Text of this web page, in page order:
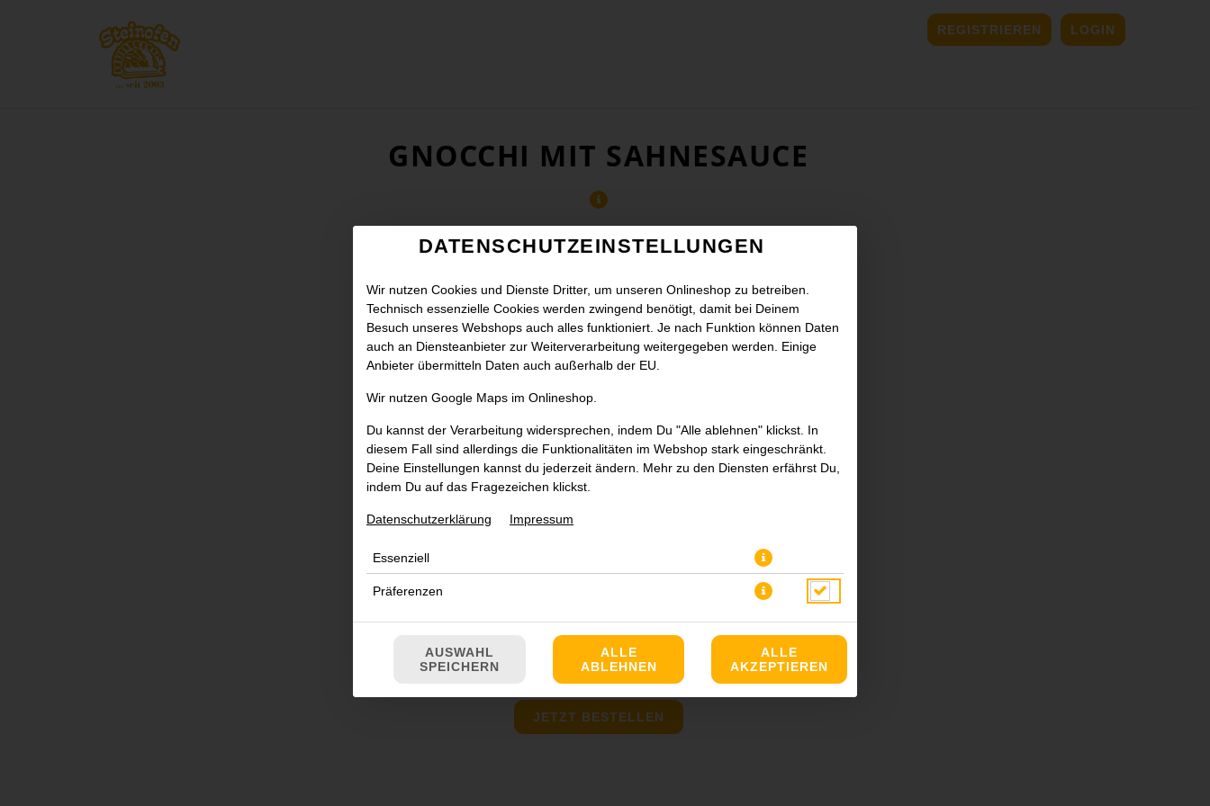
REGISTRIEREN LOGIN
GNOCCHI MIT SAHNESAUCE
JETZT BESTELLEN
DATENSCHUTZEINSTELLUNGEN
Wir nutzen Cookies und Dienste Dritter, um unseren Onlineshop zu betreiben.
Technisch essenzielle Cookies werden zwingend benötigt, damit bei Deinem
Besuch unseres Webshops auch alles funktioniert. Je nach Funktion können Daten
auch an Diensteanbieter zur Weiterverarbeitung weitergegeben werden. Einige
Anbieter übermitteln Daten auch außerhalb der EU.
Wir nutzen Google Maps im Onlineshop.
Du kannst der Verarbeitung widersprechen, indem Du "Alle ablehnen" klickst. In
diesem Fall sind allerdings die Funktionalitäten im Webshop stark eingeschränkt.
Deine Einstellungen kannst du jederzeit ändern. Mehr zu den Diensten erfährst Du,
indem Du auf das Fragezeichen klickst.
Datenschutzerklärung Impressum
Essenziell
Präferenzen
AUSWAHL
SPEICHERN
ALLE
ABLEHNEN
ALLE
AKZEPTIEREN